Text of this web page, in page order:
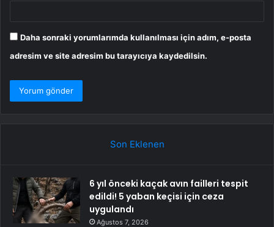
Daha sonraki yorumlarımda kullanılması için adım, e-posta
adresim ve site adresim bu tarayıcıya kaydedilsin.
Son Eklenen
6 yıl önceki kaçak avın failleri tespit
edildi! 5 yaban keçisi için ceza
uygulandı
Ağustos 7, 2026